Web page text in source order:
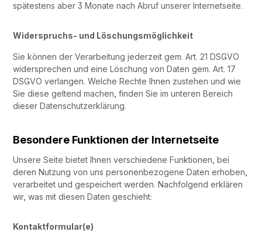
spätestens aber 3 Monate nach Abruf unserer Internetseite.
Widerspruchs- und Löschungsmöglichkeit
Sie können der Verarbeitung jederzeit gem. Art. 21 DSGVO
widersprechen und eine Löschung von Daten gem. Art. 17
DSGVO verlangen. Welche Rechte Ihnen zustehen und wie
Sie diese geltend machen, finden Sie im unteren Bereich
dieser Datenschutzerklärung.
Besondere Funktionen der Internetseite
Unsere Seite bietet Ihnen verschiedene Funktionen, bei
deren Nutzung von uns personenbezogene Daten erhoben,
verarbeitet und gespeichert werden. Nachfolgend erklären
wir, was mit diesen Daten geschieht:
Kontaktformular(e)